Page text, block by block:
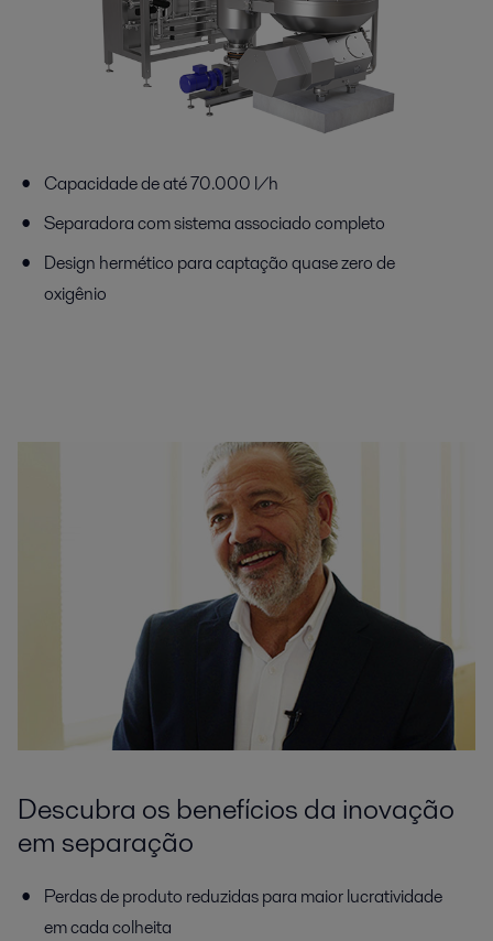
Capacidade de até 70.000 l/h
Separadora com sistema associado completo
Design hermético para captação quase zero de
oxigênio
Descubra os benefícios da inovação
em separação
Perdas de produto reduzidas para maior lucratividade
em cada colheita